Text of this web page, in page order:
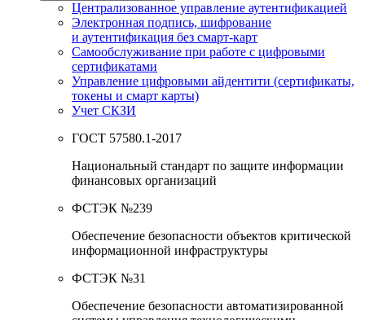
Централизованное управление аутентификацией
Электронная подпись, шифрование
и аутентификация без смарт-карт
Самообслуживание при работе с цифровыми
сертификатами
Управление цифровыми айдентити (сертификаты,
токены и смарт карты)
Учет СКЗИ
ГОСТ 57580.1-2017
Национальный стандарт по защите информации
финансовых организаций
ФСТЭК №239
Обеспечение безопасности объектов критической
информационной инфраструктуры
ФСТЭК №31
Обеспечение безопасности автоматизированной